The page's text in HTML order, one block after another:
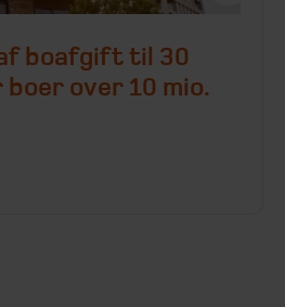
boafgift til 30
over 10 mio.